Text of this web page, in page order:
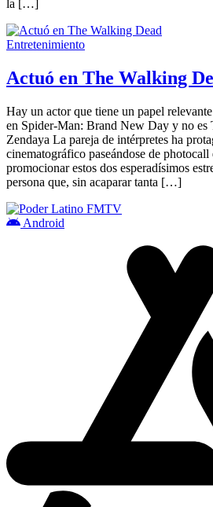
la […]
Entretenimiento
Actuó en The Walking
Hay un actor que tiene un papel
en Spider-Man: Brand New Day y no es
Zendaya La pareja de intérpretes ha
cinematográfico paseándose de
promocionar estos dos esperadísimos
persona que, sin acaparar tanta […]
Android